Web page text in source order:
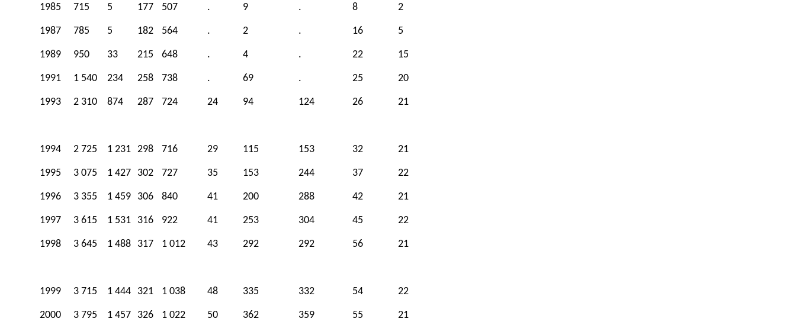
1985 715 5 177 507 . 9 . 8 2
1987 785 5 182 564 . 2 . 16 5
1989 950 33 215 648 . 4 . 22 15
1991 1 540 234 258 738 . 69 . 25 20
1993 2 310 874 287 724 24 94 124 26 21
1994 2 725 1 231 298 716 29 115 153 32 21
1995 3 075 1 427 302 727 35 153 244 37 22
1996 3 355 1 459 306 840 41 200 288 42 21
1997 3 615 1 531 316 922 41 253 304 45 22
1998 3 645 1 488 317 1 012 43 292 292 56 21
1999 3 715 1 444 321 1 038 48 335 332 54 22
2000 3 795 1 457 326 1 022 50 362 359 55 21